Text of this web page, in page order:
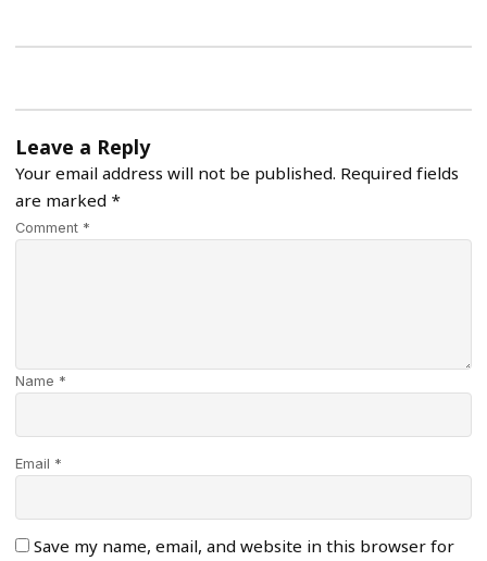
Leave a Reply
Your email address will not be published. Required fields
are marked *
Comment *
Name *
Email *
Save my name, email, and website in this browser for